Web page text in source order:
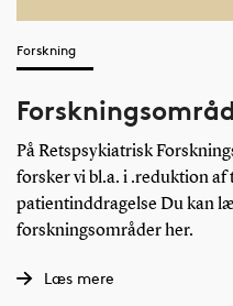
Forskning
På Retspsykiatrisk
forsker vi bl.a. i .reduktion af
patientinddragelse Du kan
forskningsområder her.
Læs mere